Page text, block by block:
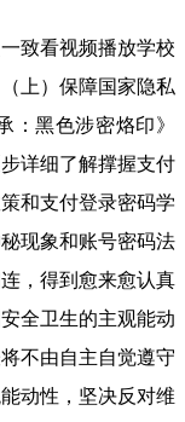
致看视频播放学校
上）保障国家隐私
：黑色涉密烙印》
详细了解撑握支付
和支付登录密码学
现象和账号密码法
，得到愈来愈认真
全卫生的主观能动
不由自主自觉遵守
动性，坚决反对维